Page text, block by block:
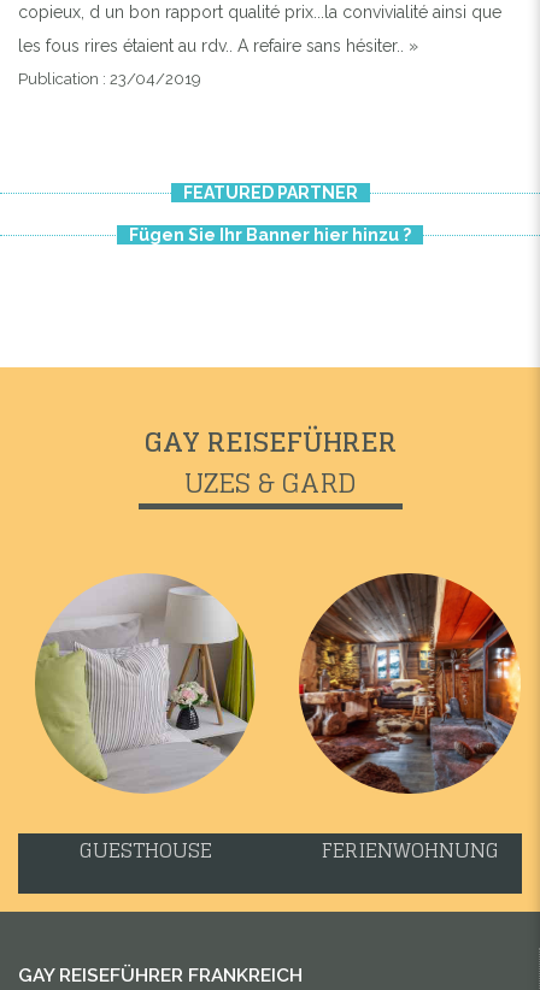
copieux, d un bon rapport qualité prix...la convivialité ainsi que
les fous rires étaient au rdv.. A refaire sans hésiter.. »
Publication : 23/04/2019
FEATURED PARTNER
Fügen Sie Ihr Banner hier hinzu ?
GAY REISEFÜHRER
UZES & GARD
GUESTHOUSE FERIENWOHNUNG
GAY REISEFÜHRER FRANKREICH